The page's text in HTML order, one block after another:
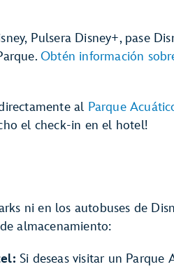
Pulsera Disney+, pase
Obtén información
al Parque
el check-in en el hotel!
ni en los autobuses de
almacenamiento:
Si deseas visitar un Parque